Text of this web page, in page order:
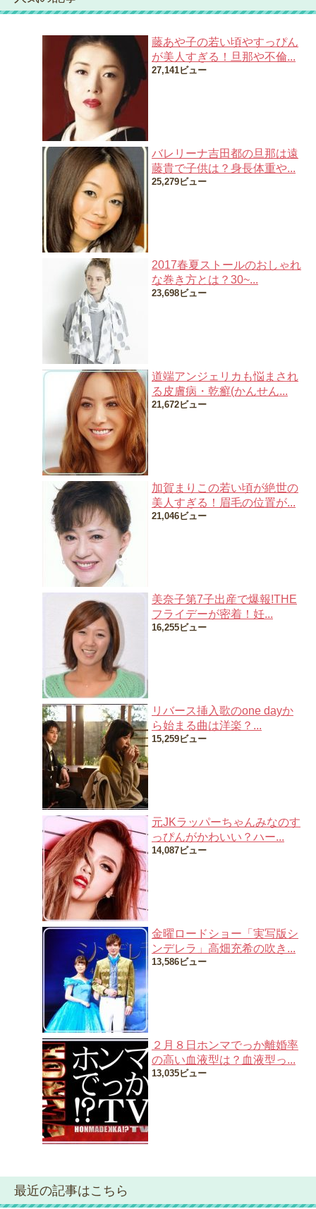
藤あや子の若い頃やすっぴん
が美人すぎる！旦那や不倫...
27,141ビュー
バレリーナ吉田都の旦那は遠
藤貴で子供は？身長体重や...
25,279ビュー
2017春夏ストールのおしゃれ
な巻き方とは？30~...
23,698ビュー
道端アンジェリカも悩まされ
る皮膚病・乾癬(かんせん...
21,672ビュー
加賀まりこの若い頃が絶世の
美人すぎる！眉毛の位置が...
21,046ビュー
美奈子第7子出産で爆報!THE
フライデーが密着！妊...
16,255ビュー
リバース挿入歌のone dayか
ら始まる曲は洋楽？...
15,259ビュー
元JKラッパーちゃんみなのす
っぴんがかわいい？ハー...
14,087ビュー
金曜ロードショー「実写版シ
ンデレラ」高畑充希の吹き...
13,586ビュー
２月８日ホンマでっか離婚率
の高い血液型は？血液型っ...
13,035ビュー
最近の記事はこちら